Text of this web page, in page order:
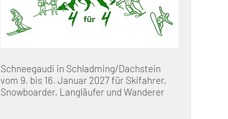
Schneegaudi in Schladming/Dachstein
vom 9. bis 16. Januar 2027 für Skifahrer,
Snowboarder, Langläufer und Wanderer